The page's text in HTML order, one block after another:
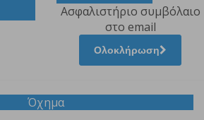
Ασφαλιστήριο συμβόλαιο
στο email
Ολοκλήρωση
Όχημα